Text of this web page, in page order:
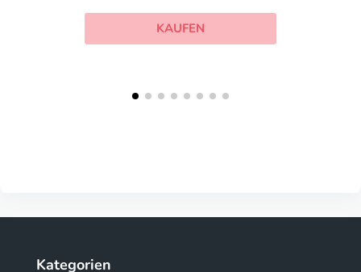
KAUFEN
Kategorien